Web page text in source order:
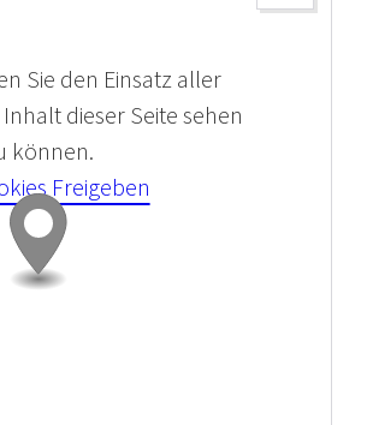
Sie den Einsatz aller
dieser Seite sehen
können.
Freigeben